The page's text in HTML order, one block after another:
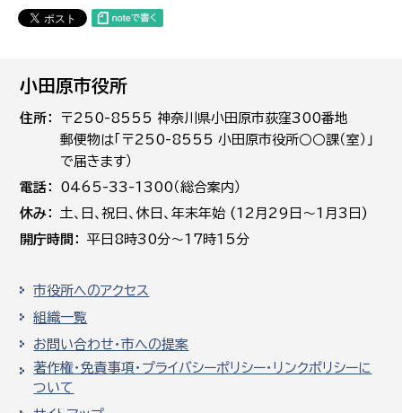
小田原市役所
住所
〒250-8555 神奈川県小田原市荻窪300番地
郵便物は「〒250-8555 小田原市役所○○課（室）」
で届きます）
電話
0465-33-1300（総合案内）
休み
土､日､祝日、休日、年末年始 (12月29日～1月3日)
開庁時間
平日8時30分～17時15分
市役所へのアクセス
組織一覧
お問い合わせ・市への提案
著作権・免責事項・プライバシーポリシー・リンクポリシーに
ついて